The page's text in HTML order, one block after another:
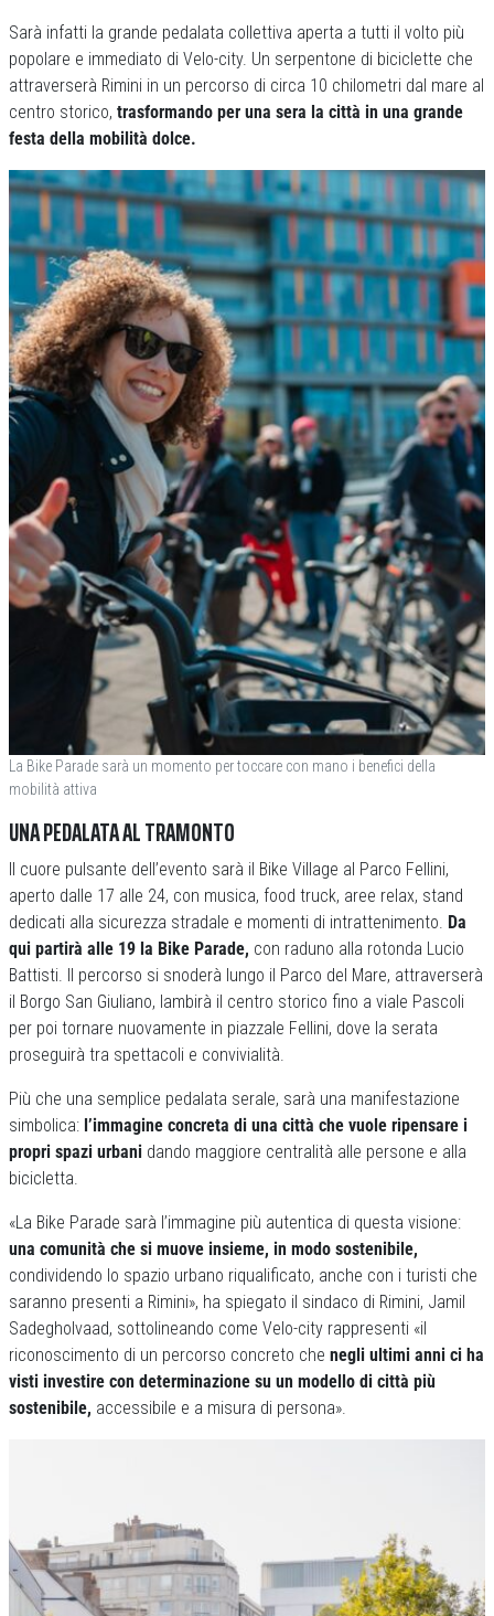
Sarà infatti la grande pedalata collettiva aperta a tutti il volto più
popolare e immediato di Velo-city. Un serpentone di biciclette che
attraverserà Rimini in un percorso di circa 10 chilometri dal mare al
centro storico, trasformando per una sera la città in una grande
festa della mobilità dolce.
La Bike Parade sarà un momento per toccare con mano i benefici della
mobilità attiva
UNA PEDALATA AL TRAMONTO
Il cuore pulsante dell’evento sarà il Bike Village al Parco Fellini,
aperto dalle 17 alle 24, con musica, food truck, aree relax, stand
dedicati alla sicurezza stradale e momenti di intrattenimento. Da
qui partirà alle 19 la Bike Parade, con raduno alla rotonda Lucio
Battisti. Il percorso si snoderà lungo il Parco del Mare, attraverserà
il Borgo San Giuliano, lambirà il centro storico fino a viale Pascoli
per poi tornare nuovamente in piazzale Fellini, dove la serata
proseguirà tra spettacoli e convivialità.
Più che una semplice pedalata serale, sarà una manifestazione
simbolica: l’immagine concreta di una città che vuole ripensare i
propri spazi urbani dando maggiore centralità alle persone e alla
bicicletta.
«La Bike Parade sarà l’immagine più autentica di questa visione:
una comunità che si muove insieme, in modo sostenibile,
condividendo lo spazio urbano riqualificato, anche con i turisti che
saranno presenti a Rimini», ha spiegato il sindaco di Rimini, Jamil
Sadegholvaad, sottolineando come Velo-city rappresenti «il
riconoscimento di un percorso concreto che negli ultimi anni ci ha
visti investire con determinazione su un modello di città più
sostenibile, accessibile e a misura di persona».